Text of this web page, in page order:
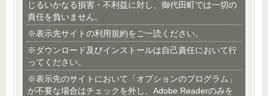
じるいかなる損害・不利益に対し、御代田町では一切の
責任を負いません。
※表示先サイトの利用規約をご一読ください。
※ダウンロード及びインストールは自己責任において行
ってください。
※表示先のサイトにおいて「オプションのプログラム」
が不要な場合はチェックを外し、Adobe Readerのみを